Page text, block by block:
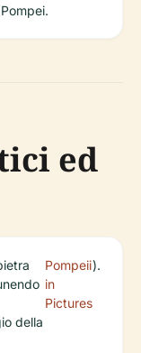
ed
della
Pompeii
in
Pictures
).